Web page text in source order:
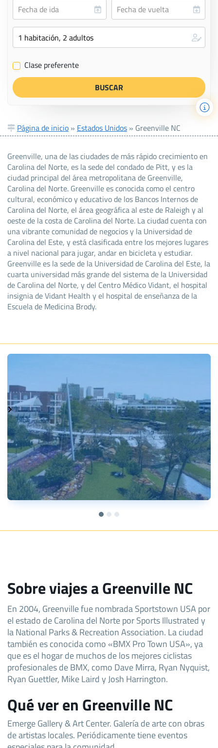
✔ Clase preferente
Página de inicio » Estados Unidos » Greenville NC
Greenville, una de las ciudades de más rápido crecimiento en
Carolina del Norte, es la sede del condado de Pitt, y es la
ciudad principal del área metropolitana de Greenville,
Carolina del Norte. Greenville es conocida como el centro
cultural, económico y educativo de los Bancos Internos de
Carolina del Norte, el área geográfica al este de Raleigh y al
oeste de la costa de Carolina del Norte. La ciudad cuenta con
una vibrante comunidad de negocios y la Universidad de
Carolina del Este, y está clasificada entre los mejores lugares
a nivel nacional para jugar, andar en bicicleta y estudiar.
Greenville es la sede de la Universidad de Carolina del Este, la
cuarta universidad más grande del sistema de la Universidad
de Carolina del Norte, y del Centro Médico Vidant, el hospital
insignia de Vidant Health y el hospital de enseñanza de la
Escuela de Medicina Brody.
Sobre viajes a Greenville NC
En 2004, Greenville fue nombrada Sportstown USA por
el estado de Carolina del Norte por Sports Illustrated y
la National Parks & Recreation Association. La ciudad
también es conocida como «BMX Pro Town USA», ya
que es el hogar de muchos de los mejores ciclistas
profesionales de BMX, como Dave Mirra, Ryan Nyquist,
Ryan Guettler, Mike Laird y Josh Harrington.
Qué ver en Greenville NC
Emerge Gallery & Art Center. Galería de arte con obras
de artistas locales. Periódicamente tiene eventos